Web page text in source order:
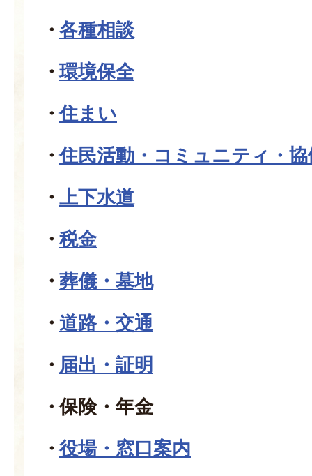
各種相談
環境保全
住まい
住民活動・コミュニティ・協
上下水道
税金
葬儀・墓地
道路・交通
届出・証明
保険・年金
役場・窓口案内